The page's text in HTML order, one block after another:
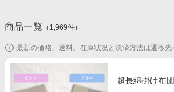
食品・スイーツ・お酒
コスメ・健康・医薬品
キッズ・ベビー用品
初回購入者限定特典
対象ストア新規限定特典
電子書籍特集
楽天IDでログイン/会員登録
商品一覧 （ 1,969件）
最新の価格、送料、在庫状況と決済方法は遷移先
超長綿掛け布